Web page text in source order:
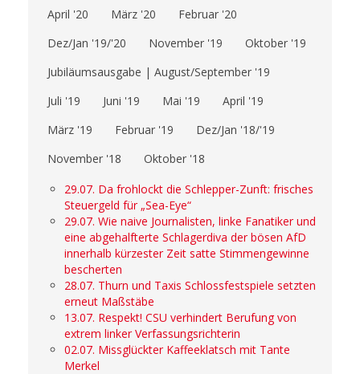
April '20
März '20
Februar '20
Dez/Jan '19/'20
November '19
Oktober '19
Jubiläumsausgabe | August/September '19
Juli '19
Juni '19 Mai '19
April '19
März '19
Februar '19
Dez/Jan '18/'19
November '18
Oktober '18
29.07. Da frohlockt die Schlepper-Zunft: frisches
Steuergeld für „Sea-Eye“
29.07. Wie naive Journalisten, linke Fanatiker und
eine abgehalfterte Schlagerdiva der bösen AfD
innerhalb kürzester Zeit satte Stimmengewinne
bescherten
28.07. Thurn und Taxis Schlossfestspiele setzten
erneut Maßstäbe
13.07. Respekt! CSU verhindert Berufung von
extrem linker Verfassungsrichterin
02.07. Missglückter Kaffeeklatsch mit Tante
Merkel